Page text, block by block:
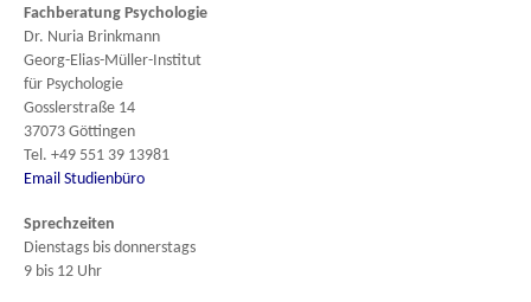
Fachberatung Psychologie
Dr. Nuria Brinkmann
Georg-Elias-Müller-Institut
für Psychologie
Gosslerstraße 14
37073 Göttingen
Tel. +49 551 39 13981
Email Studienbüro
Sprechzeiten
Dienstags bis donnerstags
9 bis 12 Uhr